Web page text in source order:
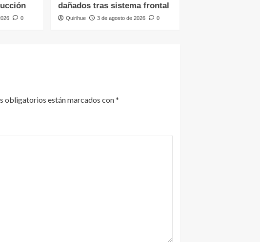
0
dañados tras sistema frontal
Quirihue 3 de agosto de 2026 0
obligatorios están marcados con*